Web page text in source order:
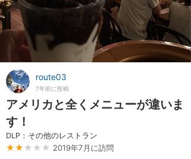
route03
7年前に投稿
アメリカと全くメニューが違いま
す！
DLP：その他のレストラン
★★ ★★★ 2019年7月に訪問